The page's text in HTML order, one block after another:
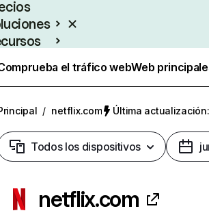
el tráfico webWeb
/ netflix.com Última
Todos los dispositivos
netflix.com